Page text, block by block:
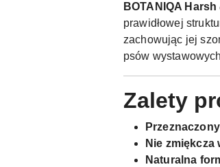
BOTANIQA
prawidłowej
zachowując jej
psów
Zalety
Nie zmiękcza
Naturalna